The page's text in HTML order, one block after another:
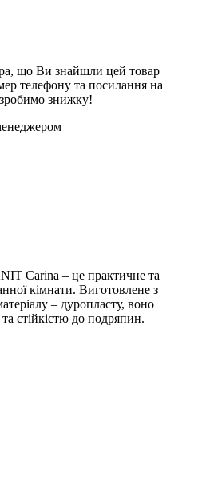
що Ви знайшли цей товар
телефону та посилання на
знижку!
Carina – це практичне та
кімнати. Виготовлене з
– дуропласту, воно
та стійкістю до подряпин.